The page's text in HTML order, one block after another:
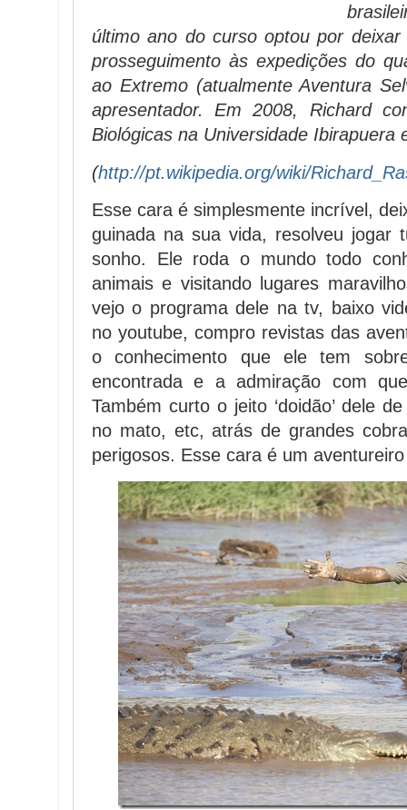
último ano do curso optou por
prosseguimento às expedições do
ao Extremo (atualmente Aventura
apresentador. Em 2008, Richard
Biológicas na Universidade Ibirapuera
(http://pt.wikipedia.org/wiki/
Esse cara é simplesmente incrível,
guinada na sua vida, resolveu jogar
sonho. Ele roda o mundo todo
animais e visitando lugares
vejo o programa dele na tv, baixo
no youtube, compro revistas das
o conhecimento que ele tem
encontrada e a admiração com
Também curto o jeito ‘doidão’ dele
no mato, etc, atrás de grandes
perigosos. Esse cara é um